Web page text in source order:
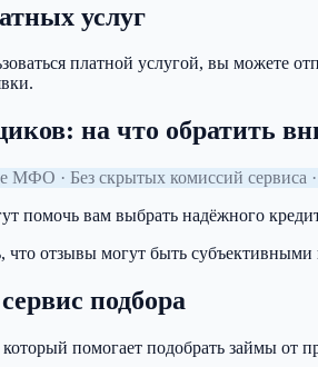
услуг
платной услугой, вы можете
на что обратить
МФО · Без скрытых комиссий сервиса
помочь вам выбрать надёжного
отзывы могут быть
подбора
который помогает подобрать займы